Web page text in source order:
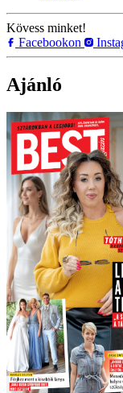
Kövess minket!
Facebookon
Ajánló